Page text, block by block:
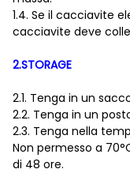
1.4. Se il cacciavite
cacciavite deve
2.STORAGE
2.1. Tenga in un
2.2. Tenga in un
2.3. Tenga nella
Non permesso a
di 48 ore.